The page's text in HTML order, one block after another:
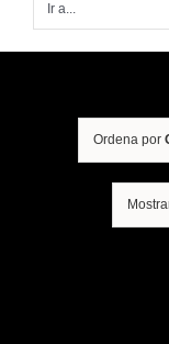
Ir a...
Ordena por